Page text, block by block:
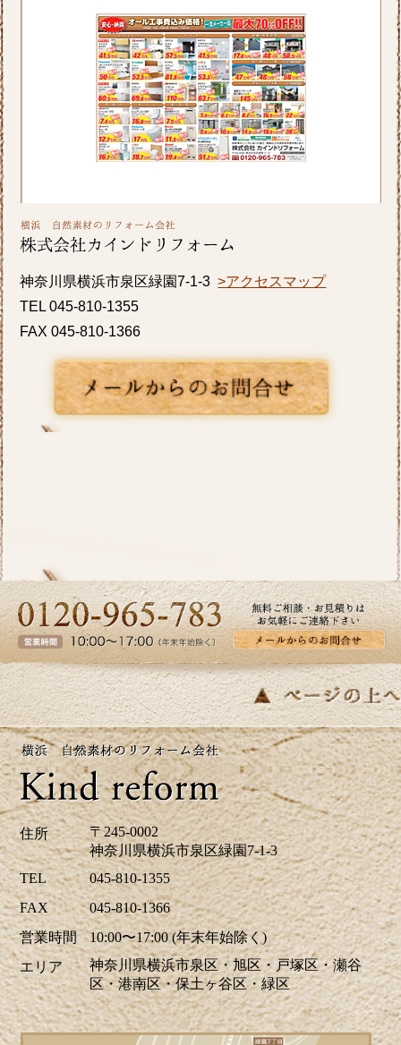
摂るなど熱中症対策をしっかりしていきたい
ですね。ホームページでは横浜市S区T様邸の
屋根・外壁のリフォーム事例をアップ致しま
したのでご覧ください。カインドリフォーム
ではお見積り・ご相談を無料で行っておりま
す。お気軽にお問い合わせください。
きますが、いかがお過ごしですか？横浜市A区
致しましたのでご覧ください。カインドリフ
ォームではお見積り・ご相談を無料で行って
おります。お気軽にお問い合わせください。
2026/06/10
いよいよ梅雨入りですね。憂鬱な季節だから
ください。
2026/05/27
皆さま、こんにちは。夏のように暑い日があ
り体調管理が難しいですね。横浜市K区E様邸
のバス・洗面のリフォーム事例をアップ致し
ましたのでご覧下さい。お見積り、ご相談は
無料です。お気軽にお問合せ下さい。
2026/04/24
ツツジの花が街を鮮やかに彩り、お出かけに
も最適な季節ですね。当社はゴールデンウイ
ーク中も休まず営業しております。リフォー
ムに関するご相談、お見積りなどお気軽にお
問い合わせください。ホームページでは、H区
M様邸のキッチリフォーム、A区N様邸の玄関
ドアリフォーム事例を掲載致しました。リフ
ォームのご参考に是非ご覧ください。皆様か
らのお問合せをお待ちしております。
神奈川県横浜市泉区緑園7-1-3>アクセスマップ
TEL 045-810-1355
FAX 045-810-1366
住所
〒245-0002
神奈川県横浜市泉区緑園7-1-3
TEL
045-810-1355
FAX
045-810-1366
営業時間
10:00〜17:00 (年末年始除く)
エリア
神奈川県横浜市泉区・旭区・戸塚区・瀬谷
区・港南区・保土ヶ谷区・緑区